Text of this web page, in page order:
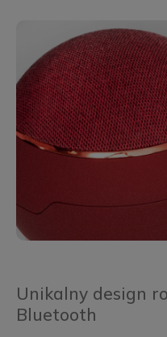
Unikalny design
Bluetooth